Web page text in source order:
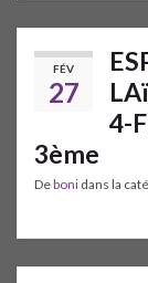
FÉV
27
4-
3ème
Deboni dans la